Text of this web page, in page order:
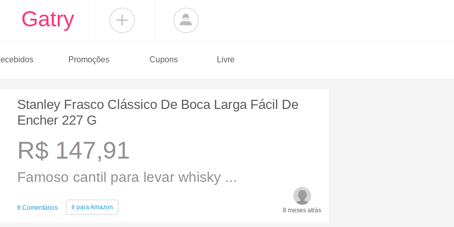
Gatry
Promoções Cupons Livre
Stanley Frasco Clássico De Boca Larga Fácil De
Encher 227 G
R$ 147,91
Famoso cantil para levar whisky ...
8 Comentários Ir paraAmazon 8 meses atrás